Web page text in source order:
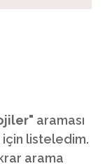
araması
için listeledim.
arama